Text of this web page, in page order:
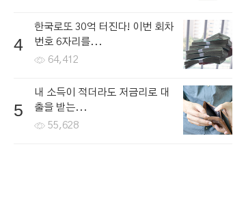
4
한국로또 30억 터진다! 이번 회차
번호 6자리를...
64,412
5
내 소득이 적더라도 저금리로 대
출을 받는...
55,628